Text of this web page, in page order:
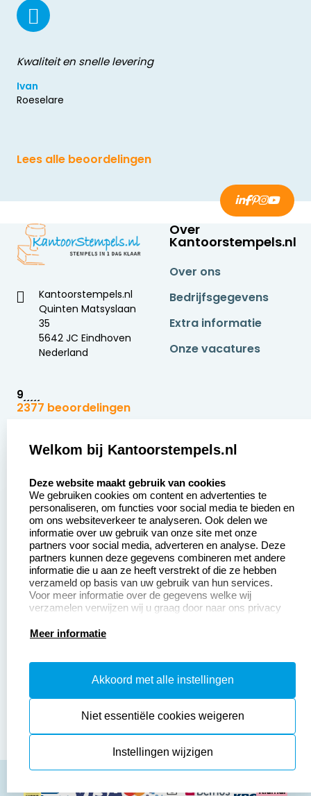
Kwaliteit en snelle levering
Ivan
Roeselare
Lees alle beoordelingen
Kantoorstempels.nl
Quinten Matsyslaan
35
5642 JC Eindhoven
Nederland
9
2377 beoordelingen
Over
Kantoorstempels.nl
Over ons
Bedrijfsgegevens
Extra informatie
Onze vacatures
Zakelijk:
Aanvraag op maat
Betaling &
Verzending
Wederverkoper
worden
Sale
Klantenservice:
Contact opnemen
Veel gestelde vragen
Retourneren
Herroepingsrecht
Productinformatie:
Instructiepagina
Safety Sheets
Sitemap
Welkom bij Kantoorstempels.nl
Deze website maakt gebruik van cookies
We gebruiken cookies om content en advertenties te
personaliseren, om functies voor social media te bieden en
om ons websiteverkeer te analyseren. Ook delen we
informatie over uw gebruik van onze site met onze
partners voor social media, adverteren en analyse. Deze
partners kunnen deze gegevens combineren met andere
informatie die u aan ze heeft verstrekt of die ze hebben
verzameld op basis van uw gebruik van hun services.
Voor meer informatie over de gegevens welke wij
verzamelen verwijzen wij u graag door naar ons privacy
Meer informatie
Akkoord met alle instellingen
Niet essentiële cookies weigeren
Instellingen wijzigen